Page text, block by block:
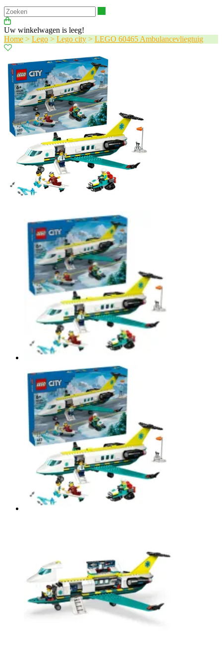
Uw winkelwagen is leeg!
Home > Lego > Lego city > LEGO 60465 Ambulancevliegtuig